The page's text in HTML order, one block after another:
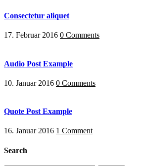
Consectetur aliquet
17. Februar 2016 0 Comments
Audio Post Example
10. Januar 2016 0 Comments
Quote Post Example
16. Januar 2016 1 Comment
Search